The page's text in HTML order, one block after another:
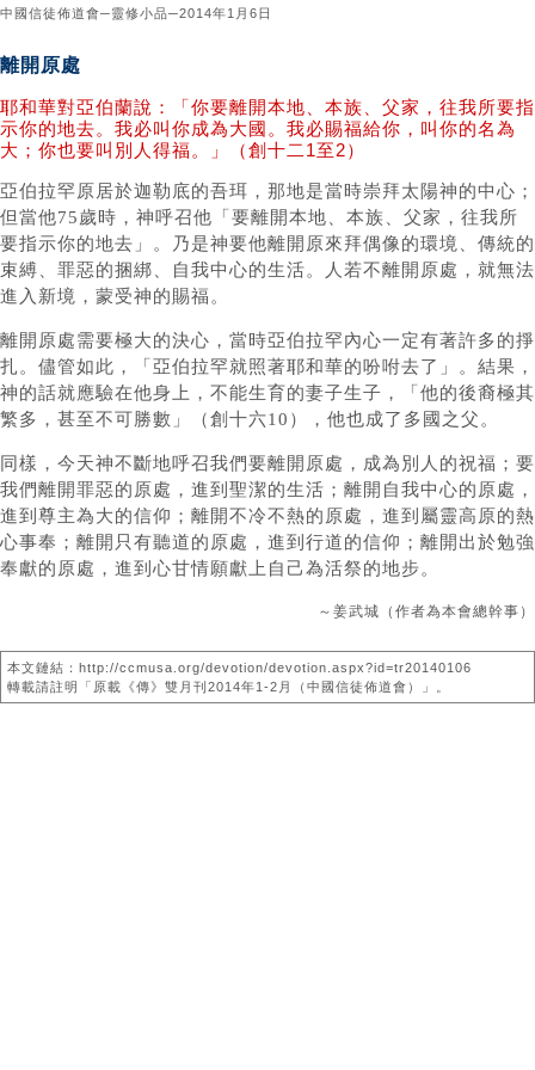
中國信徒佈道會─靈修小品─2014年1月6日
離開原處
耶和華對亞伯蘭說：「你要離開本地、本族、父家，往我所要指
示你的地去。我必叫你成為大國。我必賜福給你，叫你的名為
大；你也要叫別人得福。」（創十二1至2）
亞伯拉罕原居於迦勒底的吾珥，那地是當時崇拜太陽神的中心；
但當他75歲時，神呼召他「要離開本地、本族、父家，往我所
要指示你的地去」。乃是神要他離開原來拜偶像的環境、傳統的
束縛、罪惡的捆綁、自我中心的生活。人若不離開原處，就無法
進入新境，蒙受神的賜福。
離開原處需要極大的決心，當時亞伯拉罕內心一定有著許多的掙
扎。儘管如此，「亞伯拉罕就照著耶和華的吩咐去了」。結果，
神的話就應驗在他身上，不能生育的妻子生子，「他的後裔極其
繁多，甚至不可勝數」（創十六10），他也成了多國之父。
同樣，今天神不斷地呼召我們要離開原處，成為別人的祝福；要
我們離開罪惡的原處，進到聖潔的生活；離開自我中心的原處，
進到尊主為大的信仰；離開不冷不熱的原處，進到屬靈高原的熱
心事奉；離開只有聽道的原處，進到行道的信仰；離開出於勉強
奉獻的原處，進到心甘情願獻上自己為活祭的地步。
～姜武城（作者為本會總幹事）
本文鏈結：http://ccmusa.org/devotion/devotion.aspx?id=tr20140106
轉載請註明「原載《傳》雙月刊2014年1-2月（中國信徒佈道會）」。